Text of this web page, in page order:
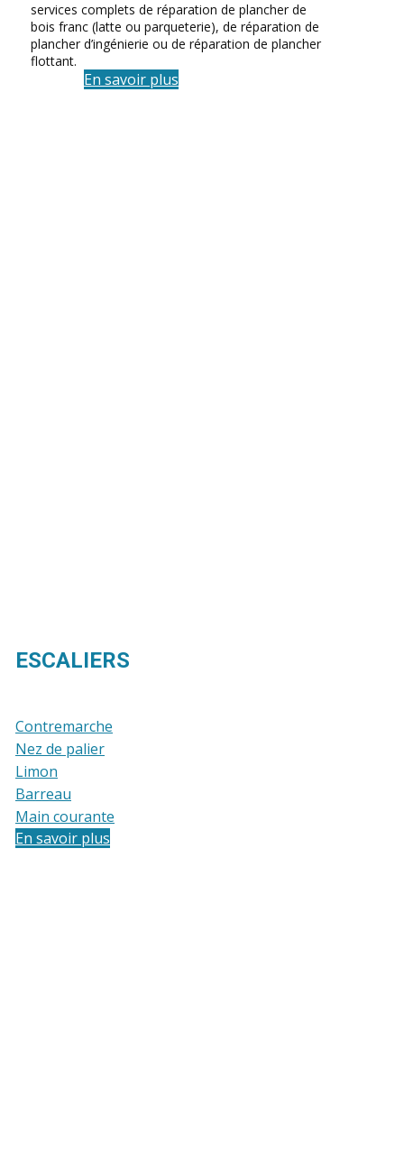
services complets de réparation de plancher de
bois franc (latte ou parqueterie), de réparation de
plancher d’ingénierie ou de réparation de plancher
flottant.
En savoir plus
ESCALIERS
Contremarche
Nez de palier
Limon
Barreau
Main courante
En savoir plus